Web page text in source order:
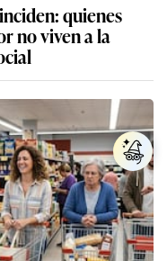
quienes
no viven a la